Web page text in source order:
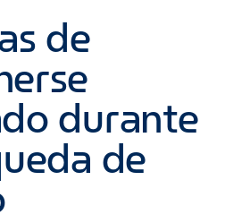
de
durante
de